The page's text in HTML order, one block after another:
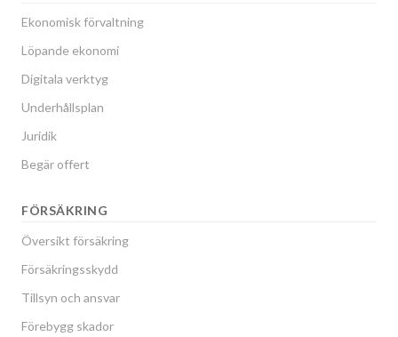
Ekonomisk förvaltning
Löpande ekonomi
Digitala verktyg
Underhållsplan
Juridik
Begär offert
FÖRSÄKRING
Översikt försäkring
Försäkringsskydd
Tillsyn och ansvar
Förebygg skador